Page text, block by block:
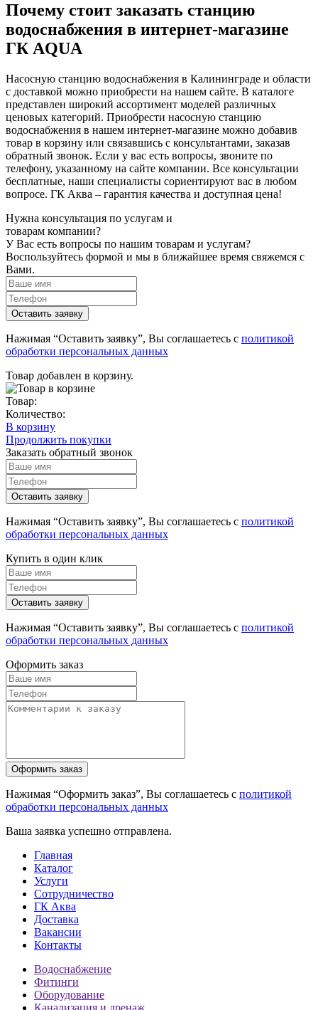
Почему стоит заказать станцию
водоснабжения в интернет-магазине
ГК AQUA
Насосную станцию водоснабжения в Калининграде и области
с доставкой можно приобрести на нашем сайте. В каталоге
представлен широкий ассортимент моделей различных
ценовых категорий. Приобрести насосную станцию
водоснабжения в нашем интернет-магазине можно добавив
товар в корзину или связавшись с консультантами, заказав
обратный звонок. Если у вас есть вопросы, звоните по
телефону, указанному на сайте компании. Все консультации
бесплатные, наши специалисты сориентируют вас в любом
вопросе. ГК Аква – гарантия качества и доступная цена!
Нужна консультация по услугам и
товарам компании?
У Вас есть вопросы по нашим товарам и услугам?
Воспользуйтесь формой и мы в ближайшее время свяжемся с
Вами.
Нажимая “Оставить заявку”, Вы соглашаетесь с политикой
обработки персональных данных
Товар добавлен в корзину.
Товар:
Количество:
В корзину
Продолжить покупки
Заказать обратный звонок
Нажимая “Оставить заявку”, Вы соглашаетесь с политикой
обработки персональных данных
Купить в один клик
Нажимая “Оставить заявку”, Вы соглашаетесь с политикой
обработки персональных данных
Оформить заказ
Нажимая “Оформить заказ”, Вы соглашаетесь с политикой
обработки персональных данных
Ваша заявка успешно отправлена.
Главная
Каталог
Услуги
Сотрудничество
ГК Аква
Доставка
Вакансии
Контакты
Водоснабжение
Фитинги
Оборудование